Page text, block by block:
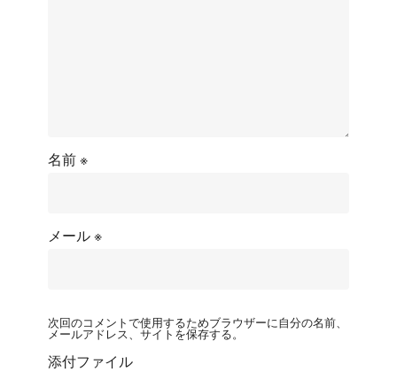
名前※
メール※
次回のコメントで使用するためブラウザーに自分の名前、
メールアドレス、サイトを保存する。
添付ファイル